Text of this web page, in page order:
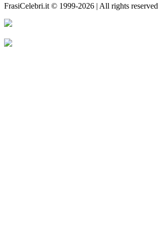
FrasiCelebri.it © 1999-2026 | All rights reserved